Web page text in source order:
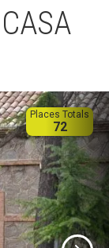
Places Totals
72